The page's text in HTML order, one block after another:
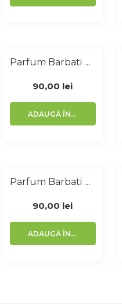
Parfum Barbati Similar Allure Sport 50 Ml
90,00 lei
ADAUGĂ ÎN COȘ
Parfum Barbati Similar L EauDisey 50 Ml
90,00 lei
ADAUGĂ ÎN COȘ